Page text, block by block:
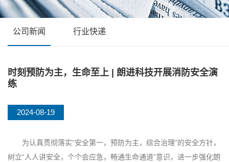
公司新闻 行业快递
时刻预防为主，生命至上 | 朗进科技开展消防安全演
练
2024-08-19
为认真贯彻落实“安全第一，预防为主，综合治理”的安全方针，
树立“人人讲安全，个个会应急，畅通生命通道”意识，进一步强化朗